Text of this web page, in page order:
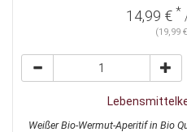
14,99 € *
(19,99
Weißer Bio-Wermut-Aperitif in Bio